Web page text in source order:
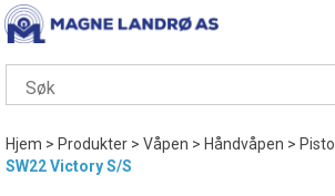
Hjem>Produkter>Våpen>Håndvåpen>Pistol
SW22 Victory S/S